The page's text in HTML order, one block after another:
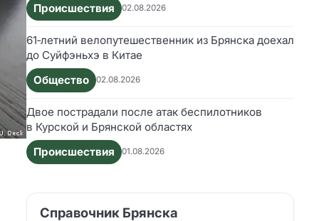
Происшествия
02.08.2026
61‑летний велопутешественник из Брянска доехал
до Суйфэньхэ в Китае
Общество
02.08.2026
Двое пострадали после атак беспилотников
в Курской и Брянской областях
Происшествия
01.08.2026
Справочник Брянска